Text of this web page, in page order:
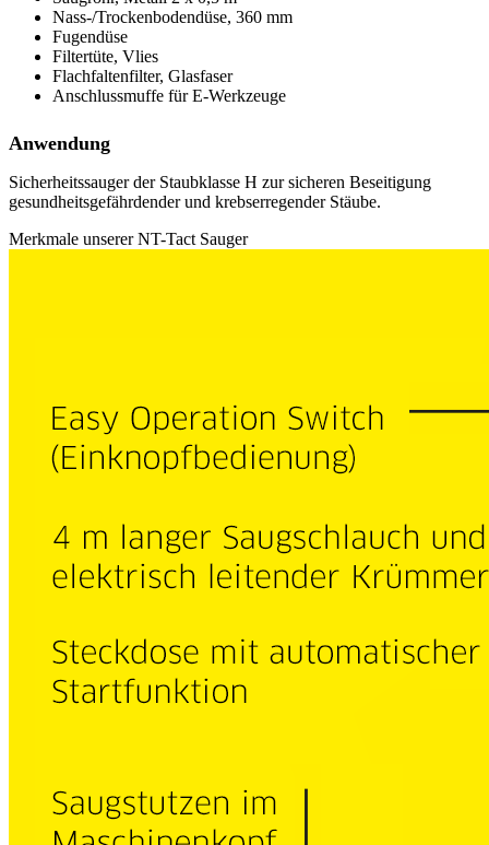
Nass-/Trockenbodendüse, 360 mm
Fugendüse
Filtertüte, Vlies
Flachfaltenfilter, Glasfaser
Anschlussmuffe für E-Werkzeuge
Anwendung
Sicherheitssauger der Staubklasse H zur sicheren Beseitigung
gesundheitsgefährdender und krebserregender Stäube.
Merkmale unserer NT-Tact Sauger